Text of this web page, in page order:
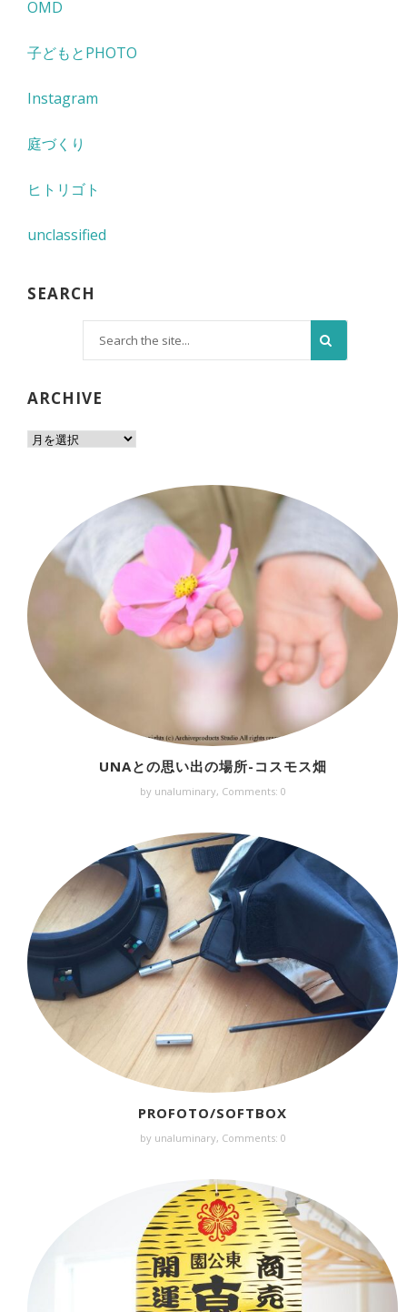
OMD
子どもとPHOTO
Instagram
庭づくり
ヒトリゴト
unclassified
SEARCH
ARCHIVE
UNAとの思い出の場所-コスモス畑
by unaluminary, Comments: 0
PROFOTO/SOFTBOX
by unaluminary, Comments: 0